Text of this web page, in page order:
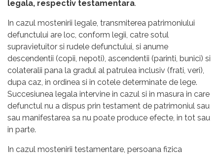
legala, respectiv testamentara.
In cazul mostenirii legale, transmiterea patrimoniului
defunctului are loc, conform legii, catre sotul
supravietuitor si rudele defunctului, si anume
descendentii (copii, nepoti), ascendentii (parinti, bunici) si
colateralii pana la gradul al patrulea inclusiv (frati, veri),
dupa caz, in ordinea si in cotele determinate de lege.
Succesiunea legala intervine in cazul si in masura in care
defunctul nu a dispus prin testament de patrimoniul sau
sau manifestarea sa nu poate produce efecte, in tot sau
in parte.
In cazul mostenirii testamentare, persoana fizica